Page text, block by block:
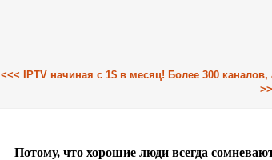
<<< IPTV начиная с 1$ в месяц! Более 300
Потому, что хорошие люди всегда